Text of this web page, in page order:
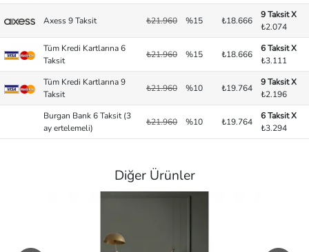
Axess 9 Taksit ₺21.960 %15 ₺18.666
9 Taksit X
₺2.074
Tüm Kredi Kartlarına 6
Taksit
₺21.960 %15 ₺18.666
6 Taksit X
₺3.111
Tüm Kredi Kartlarına 9
Taksit
₺21.960 %10 ₺19.764
9 Taksit X
₺2.196
Burgan Bank 6 Taksit (3
ay ertelemeli)
₺21.960 %10 ₺19.764
6 Taksit X
₺3.294
Diğer Ürünler